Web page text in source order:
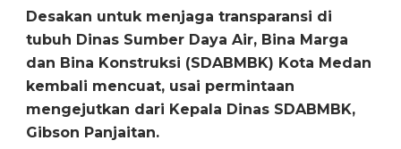
Desakan untuk menjaga transparansi di
tubuh Dinas Sumber Daya Air, Bina Marga
dan Bina Konstruksi (SDABMBK) Kota Medan
kembali mencuat, usai permintaan
mengejutkan dari Kepala Dinas SDABMBK,
Gibson Panjaitan.